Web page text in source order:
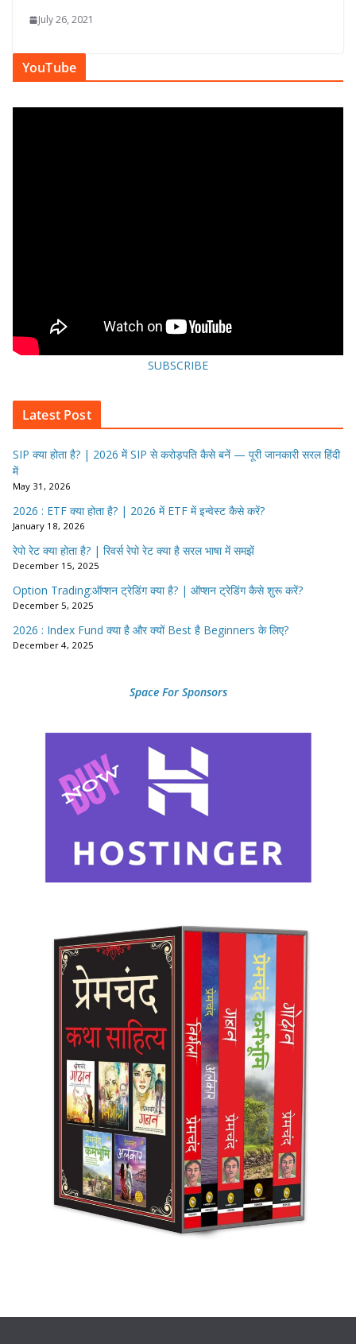
July 26, 2021
YouTube
SUBSCRIBE
Latest Post
SIP क्या होता है? | 2026 में SIP से करोड़पति कैसे बनें — पूरी जानकारी सरल हिंदी
में
May 31, 2026
2026 : ETF क्या होता है? | 2026 में ETF में इन्वेस्ट कैसे करें?
January 18, 2026
रेपो रेट क्या होता है? | रिवर्स रेपो रेट क्या है सरल भाषा में समझें
December 15, 2025
Option Trading:ऑप्शन ट्रेडिंग क्या है? | ऑप्शन ट्रेडिंग कैसे शुरू करें?
December 5, 2025
2026 : Index Fund क्या है और क्यों Best है Beginners के लिए?
December 4, 2025
Space For Sponsors